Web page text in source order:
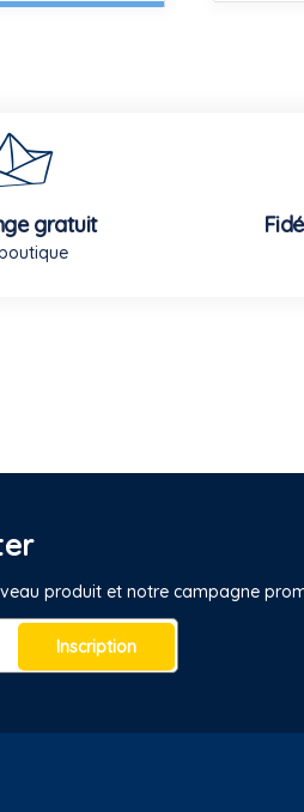
gratuit
produit et notre campagne
Inscription